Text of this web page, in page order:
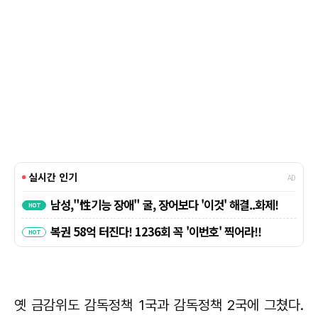
옛 금감위도 감독정책 1국과 감독정책 2국에 그쳤다.